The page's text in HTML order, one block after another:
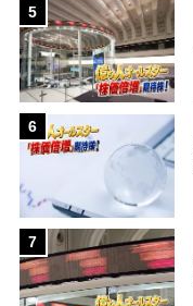
5
6
7